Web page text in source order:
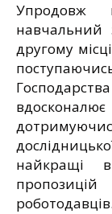
Упродовж
навчальний
другому
найкращі
роботодавців.